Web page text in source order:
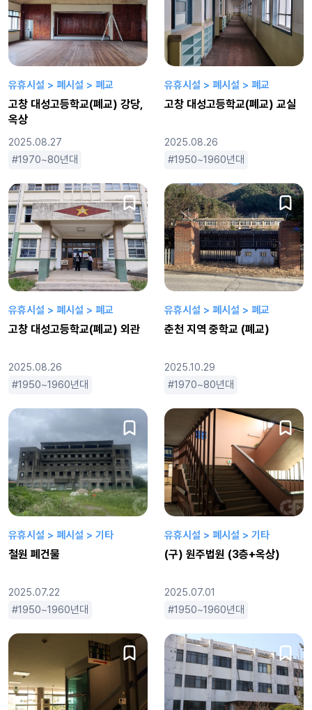
유휴시설 > 폐시설 > 폐교
고창 대성고등학교(폐교) 강당,
옥상
2025.08.27
1970~80년대 2000년대 낙후된
유휴시설 > 폐시설 > 폐교
고창 대성고등학교(폐교) 교실
2025.08.26
1950~1960년대
유휴시설 > 폐시설 > 폐교
고창 대성고등학교(폐교) 외관
2025.08.26
1950~1960년대 1990년대
유휴시설 > 폐시설 > 폐교
춘천 지역 중학교 (폐교)
2025.10.29
1970~80년대
유휴시설 > 폐시설 > 기타
철원 폐건물
2025.07.22
1950~1960년대 1990년대
유휴시설 > 폐시설 > 기타
(구) 원주법원 (3층+옥상)
2025.07.01
1950~1960년대